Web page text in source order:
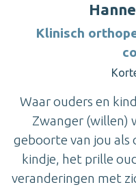
Klinisch
Waar ouders en
Zwanger (willen)
geboorte van jou als
kindje, het prille
veranderingen met